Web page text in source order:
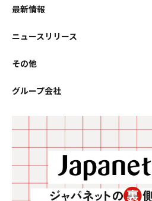
最新情報
ニュースリリース
その他
グループ会社